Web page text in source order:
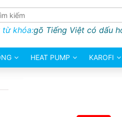
từ khóa:gõ Tiếng Việt có dấu
HEAT PUMP KAROFI